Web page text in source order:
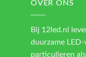
OVER ONS
Bij 12led.nl
duurzame
particulieren